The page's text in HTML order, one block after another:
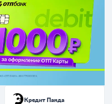
Кредит Панда